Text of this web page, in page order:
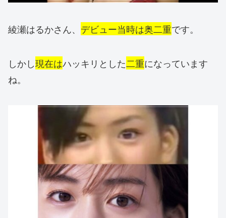
綾瀬はるかさん、 デビュー当時は奥二重です。
しかし現在はハッキリとした二重になっています
ね。